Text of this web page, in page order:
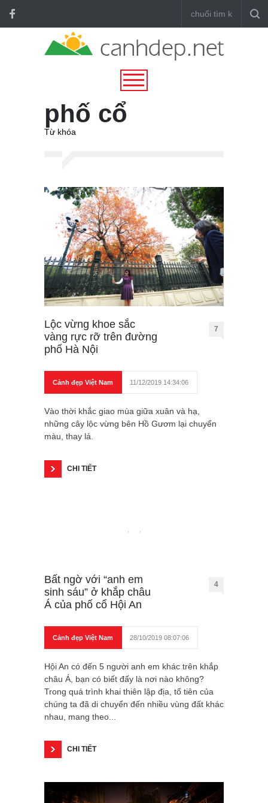
phố cổ
Từ khóa
Lộc vừng khoe sắc
vàng rực rỡ trên đường
phố Hà Nội
7
Cảnh đẹp Việt Nam 11/12/2019 14:34:06
Vào thời khắc giao mùa giữa xuân và hạ,
những cây lộc vừng bên Hồ Gươm lại chuyển
màu, thay lá.
CHI TIẾT
Bất ngờ với “anh em
sinh sáu” ở khắp châu
Á của phố cổ Hội An
4
Cảnh đẹp Việt Nam 28/10/2019 08:07:06
Hội An có đến 5 người anh em khác trên khắp
châu Á, bạn có biết đấy là nơi nào không?
Trong quá trình khai thiên lập địa, tổ tiên của
chúng ta đã di chuyển đến nhiều vùng đất khác
nhau, mang theo...
CHI TIẾT